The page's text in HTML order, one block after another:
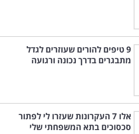
9 טיפים להורים שעוזרים לגדל
מתבגרים בדרך נכונה ורגועה
אלו 7 העקרונות שעזרו לי לפתור
סכסוכים בתא המשפחתי שלי